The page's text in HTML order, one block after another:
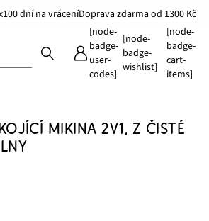
100 dní na vráceníDoprava zdarma od 1300 Kč
[node-
badge-
user-
codes]
[node-
badge-
wishlist]
[node-
badge-
cart-
items]
MIKINA 2V1, Z ČISTÉ